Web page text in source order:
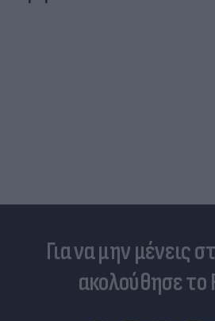
Για να μην μένεις
ακολούθησε το